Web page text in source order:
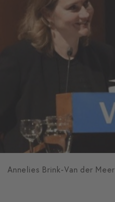
Annelies Brink-Van der Meer